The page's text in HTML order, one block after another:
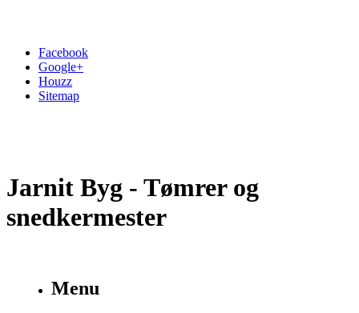
Facebook
Google+
Houzz
Sitemap
Jarnit Byg - Tømrer og
snedkermester
Menu